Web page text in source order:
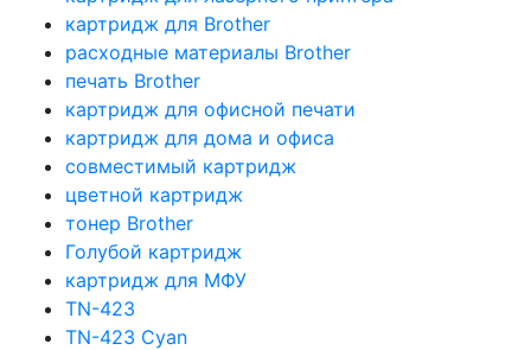
картридж для Brother
расходные материалы Brother
печать Brother
картридж для офисной печати
картридж для дома и офиса
совместимый картридж
цветной картридж
тонер Brother
Голубой картридж
картридж для МФУ
TN-423
TN-423 Cyan